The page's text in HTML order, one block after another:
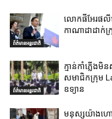
ព័ត៌មានអន្តរជាតិ
លោកផីអែរផលីយ
កាណាដាដាក់ក្
ព័ត៌មានអន្តរជាតិ
ក្មាន់កាំភ្លើង
សមាជិកក្រុម
ឧទ្យាន
មនុស្សយ៉ាងហ